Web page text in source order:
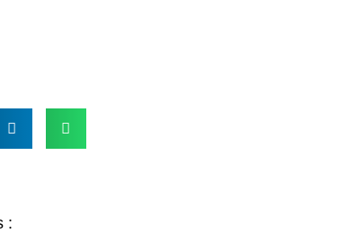
: